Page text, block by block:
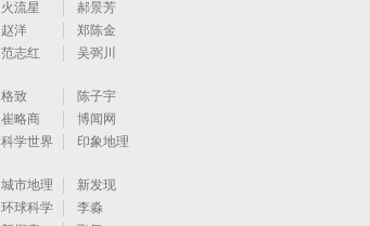
火流星
郝景芳
赵洋
郑陈金
范志红 吴弼川
格致
陈子宇
崔略商
博闻网
科学世界 印象地理
城市地理
新发现
环球科学
李淼